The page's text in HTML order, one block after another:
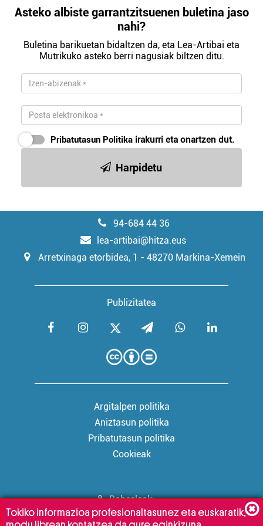
Asteko albiste garrantzitsuenen buletina jaso
nahi?
Buletina barikuetan bidaltzen da, eta Lea-Artibai eta
Mutrikuko asteko berri nagusiak biltzen ditu.
Pribatutasun Politika irakurri eta onartzen dut.
Harpidetu
94-684 44 36
lea-artibai@hitza.eus
Arretxinaga etorbidea, 1 - 48270 Markina-Xemein
Publizitatea
Argitalpen politika
Aniztasun politika
Pribatutasun politika
Cookieak
Babesleak:
Tokiko informazioa profesionaltasunez eta euskaratik,